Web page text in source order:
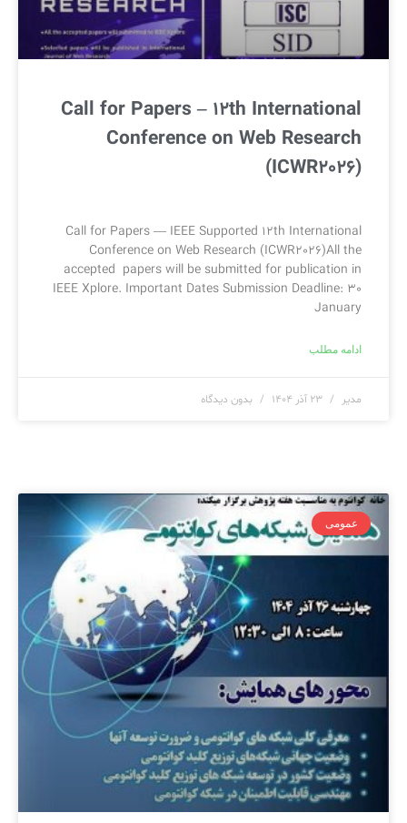
Call for Papers – 12th International
Conference on Web Research
(ICWR2026)
Call for Papers — IEEE Supported 12th International
Conference on Web Research (ICWR2026)All the
accepted papers will be submitted for publication in
IEEE Xplore. Important Dates Submission Deadline: 30
January
ادامه مطلب
مدیر ۲۳ آذر ۱۴۰۴ بدون دیدگاه
عمومی